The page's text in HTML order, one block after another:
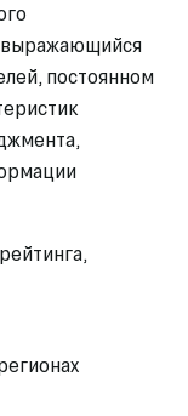
выражающийся
постоянном